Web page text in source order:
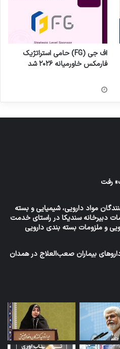
اف جی (FG) حامی استراتژیک
فارمکس خاورمیانه ۲۰۲۶ شد
رفت
مواد دارویی، شیمیایی و بسته
دبیرخانه سندیکا در راستای خدمت
و ملزومات بسته بندی دارویی
بیماران صعب‌العلاج در همدان